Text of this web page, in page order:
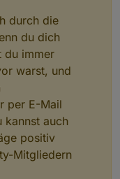
durch die
du dich
du immer
warst, und
per E-Mail
kannst auch
positiv
Mitgliedern